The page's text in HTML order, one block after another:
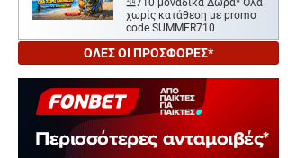
⛱️710 μοναδικά Δώρα* Όλα
χωρίς κατάθεση με promo
code SUMMER710
ΟΛΕΣ ΟΙ ΠΡΟΣΦΟΡΕΣ*